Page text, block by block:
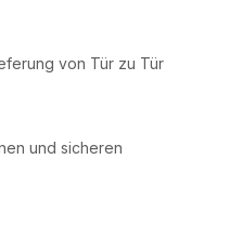
von Tür zu Tür
und sicheren